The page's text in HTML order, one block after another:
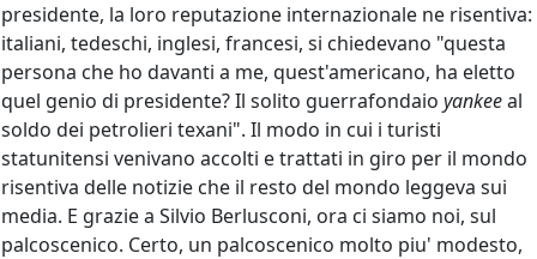
presidente, la loro reputazione internazionale ne risentiva:
italiani, tedeschi, inglesi, francesi, si chiedevano "questa
persona che ho davanti a me, quest'americano, ha eletto
quel genio di presidente? Il solito guerrafondaio yankeeal
soldo dei petrolieri texani". Il modo in cui i turisti
statunitensi venivano accolti e trattati in giro per il mondo
risentiva delle notizie che il resto del mondo leggeva sui
media. E grazie a Silvio Berlusconi, ora ci siamo noi, sul
palcoscenico. Certo, un palcoscenico molto piu' modesto,